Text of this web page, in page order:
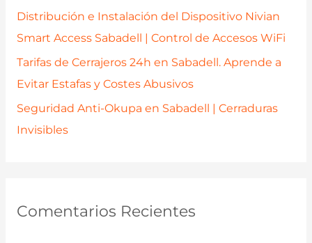
Distribución e Instalación del Dispositivo Nivian
Smart Access Sabadell | Control de Accesos WiFi
Tarifas de Cerrajeros 24h en Sabadell. Aprende a
Evitar Estafas y Costes Abusivos
Seguridad Anti-Okupa en Sabadell | Cerraduras
Invisibles
Comentarios Recientes